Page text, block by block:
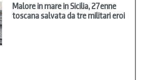
Malore in mare in Sicilia, 27enne
toscana salvata da tre militari eroi